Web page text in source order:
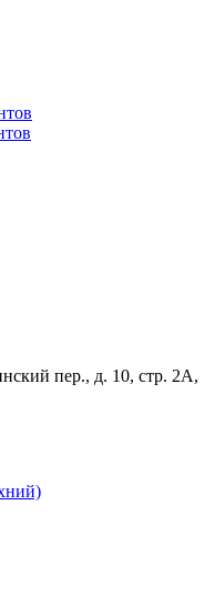
пер., д. 10, стр. 2А,